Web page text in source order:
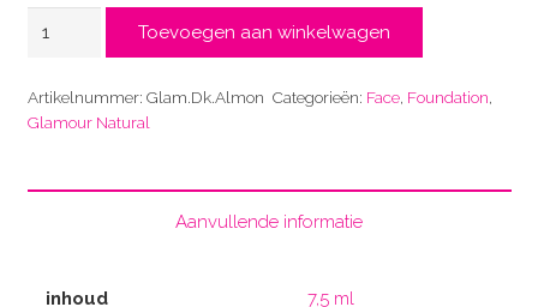
Toevoegen aan winkelwagen
Artikelnummer: Glam.Dk.Almon Categorieën: Face, Foundation,
Glamour Natural
Aanvullende informatie
inhoud 7,5 ml